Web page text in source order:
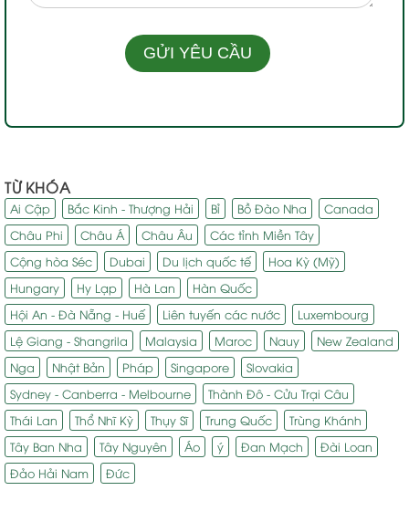
TỪ KHÓA
Ai Cập Bắc Kinh - Thượng Hải Bỉ Bồ Đào Nha
Canada
Châu Phi
Châu Á Châu Âu
Các tỉnh Miền Tây
Cộng hòa Séc
Dubai Du lịch quốc tế
Hoa Kỳ (Mỹ)
Hungary
Hy Lạp Hà Lan
Hàn Quốc
Hội An - Đà Nẵng - Huế
Liên tuyến các nước
Luxembourg
Lệ Giang - Shangrila
Malaysia Maroc Nauy
New Zealand
Nga
Nhật Bản Pháp Singapore
Slovakia
Sydney - Canberra - Melbourne
Thành Đô - Cửu Trại Câu
Thái Lan
Thổ Nhĩ Kỳ Thụy Sĩ Trung Quốc
Trùng Khánh
Tây Ban Nha
Tây Nguyên Áo ý Đan Mạch
Đài Loan
Đảo Hải Nam
Đức